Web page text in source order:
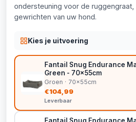
ondersteuning voor de ruggengraat,
gewrichten van uw hond.
Kies je uitvoering
Fantail Snug Endurance
Green - 70x55cm
Groen · 70x55cm
€104,99
Leverbaar